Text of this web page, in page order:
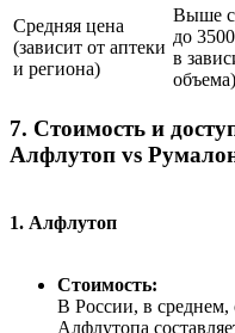
Средняя цена
(зависит от аптеки
и региона)
Выше
до
в
объема)
7. Стоимость и
Алфлутоп vs
1. Алфлутоп
Стоимость:
В России, в
Алфлутопа